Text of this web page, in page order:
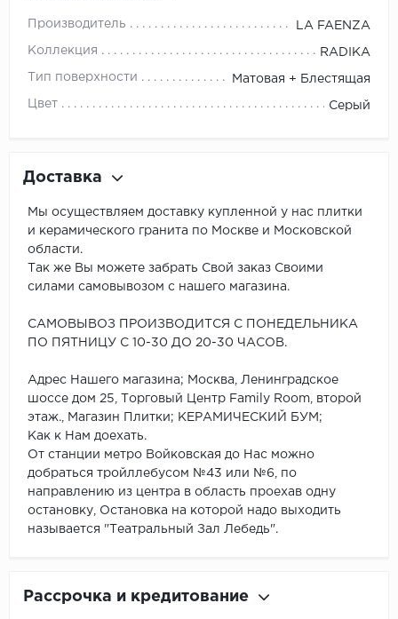
Производитель LA FAENZA
Коллекция RADIKA
Тип поверхности Матовая + Блестящая
Цвет Серый
Доставка
Мы осуществляем доставку купленной у нас плитки
и керамического гранита по Москве и Московской
области.
Так же Вы можете забрать Свой заказ Своими
силами самовывозом с нашего магазина.
САМОВЫВОЗ ПРОИЗВОДИТСЯ С ПОНЕДЕЛЬНИКА
ПО ПЯТНИЦУ С 10-30 ДО 20-30 ЧАСОВ.
Адрес Нашего магазина; Москва, Ленинградское
шоссе дом 25, Торговый Центр Family Room, второй
этаж., Магазин Плитки; КЕРАМИЧЕСКИЙ БУМ;
Как к Нам доехать.
От станции метро Войковская до Нас можно
добраться тройллебусом №43 или №6, по
направлению из центра в область проехав одну
остановку, Остановка на которой надо выходить
называется "Театральный Зал Лебедь".
Рассрочка и кредитование